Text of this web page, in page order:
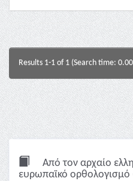
Results 1-1 of 1 (Search time:
Από τον αρχαίο
ευρωπαϊκό